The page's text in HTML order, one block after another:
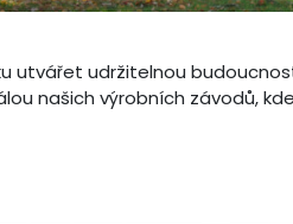
utvářet udržitelnou
našich výrobních závodů,